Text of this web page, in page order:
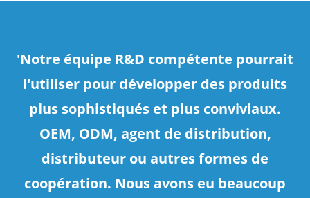
'Notre équipe R&D compétente pourrait
l'utiliser pour développer des produits
plus sophistiqués et plus conviviaux.
OEM, ODM, agent de distribution,
distributeur ou autres formes de
coopération. Nous avons eu beaucoup